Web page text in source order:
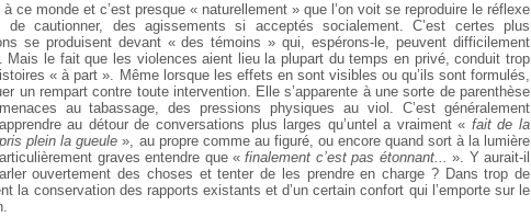
à ce monde et c’est presque « naturellement » que l’on voit se reproduire le réflexe
de cautionner, des agissements si acceptés socialement. C’est certes plus
se produisent devant « des témoins » qui, espérons-le, peuvent difficilement
Mais le fait que les violences aient lieu laplupart du temps en privé, conduit trop
« à part ». Même lorsque les effets en sont visibles ou qu’ils sont formulés,
un rempart contre toute intervention. Elle s’apparente à une sorte de parenthèse
au tabassage, des pressions physiques au viol. C’est généralement
au détour de conversations plus larges qu’untel a vraiment « fait de la
plein la gueule », au propre comme au figuré, ou encore quand sort àla lumière
graves entendre que «finalement c’est pas étonnant... ». Y aurait-il
ouvertement des choses et tenter de les prendreen charge ? Dans trop de
la conservation des rapports existants et d’un certain confort qui l’emporte sur le